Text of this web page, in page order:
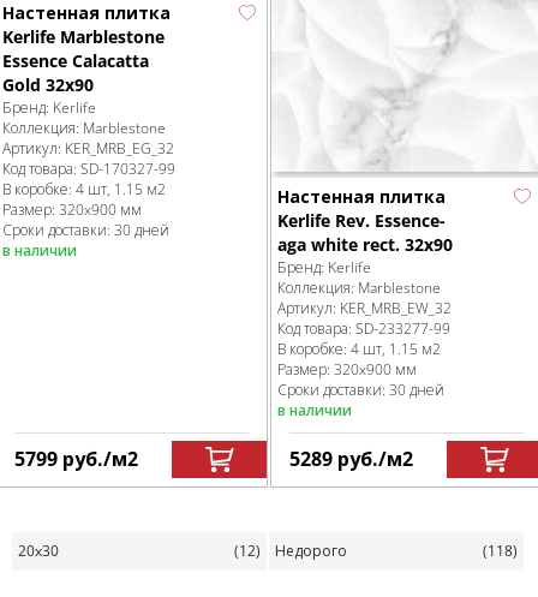
Настенная плитка
Kerlife Marblestone
Essence Calacatta
Gold 32x90
Бренд: Kerlife
Коллекция: Marblestone
Артикул: KER_MRB_EG_32
Код товара: SD-170327-99
В коробке: 4 шт, 1.15 м2
Размер: 320x900 мм
Сроки доставки: 30 дней
в наличии
5799 руб./м2
Настенная плитка
Kerlife Rev. Essence-
aga white rect. 32x90
Бренд: Kerlife
Коллекция: Marblestone
Артикул: KER_MRB_EW_32
Код товара: SD-233277-99
В коробке: 4 шт, 1.15 м2
Размер: 320x900 мм
Сроки доставки: 30 дней
в наличии
5289 руб./м2
20x30 (12) Недорого (118)